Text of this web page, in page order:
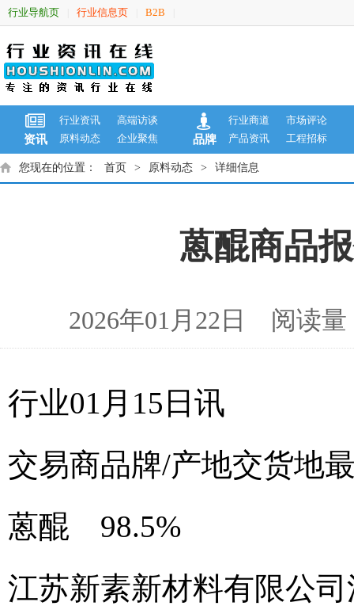
行业导航页 行业信息页 B2B
资讯
行业资讯
高端访谈
原料动态
企业聚焦 品牌
行业商道
市场评论
产品资讯
工程招标
您现在的位置： 首页 > 原料动态 > 详细信息
蒽醌商品
2026年01月22日 阅读
行业01月15日讯
交易商品牌/产地交货地
蒽醌 98.5%
江苏新素新材料有限公司